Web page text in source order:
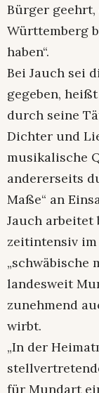
Bürger
Württemberg
haben“.
Bei Jauch sei
gegeben,
durch seine
Dichter und
musikalische
andererseits
Maße“ an
Jauch arbeitet
zeitintensiv im
„schwäbische
landesweit
zunehmend
wirbt.
„In der
für Mundart